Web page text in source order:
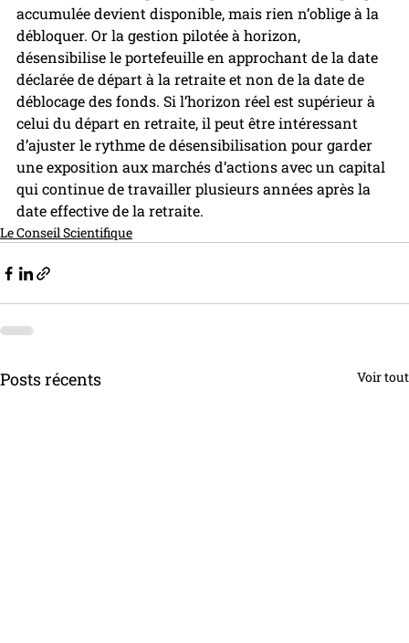
accumulée devient disponible, mais rien n’oblige à la
débloquer. Or la gestion pilotée à horizon,
désensibilise le portefeuille en approchant de la date
déclarée de départ à la retraite et non de la date de
déblocage des fonds. Si l’horizon réel est supérieur à
celui du départ en retraite, il peut être intéressant
d’ajuster le rythme de désensibilisation pour garder
une exposition aux marchés d’actions avec un capital
qui continue de travailler plusieurs années après la
date effective de la retraite.
Le Conseil Scientifique
Posts récents Voir tout